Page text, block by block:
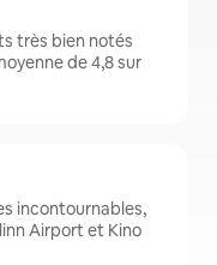
très bien notés
de 4,8 sur
incontournables,
Airport et Kino